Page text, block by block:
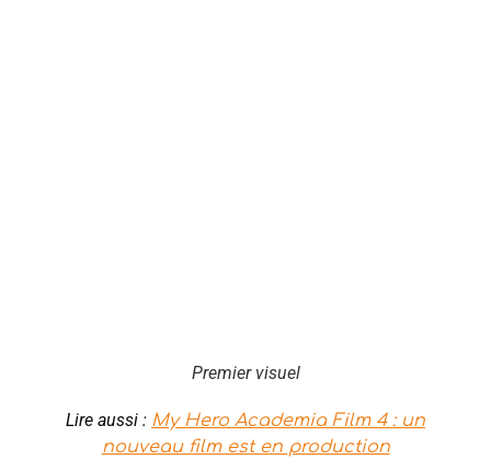
Premier visuel
Lire aussi : My Hero Academia Film 4 : un
nouveau film est en production